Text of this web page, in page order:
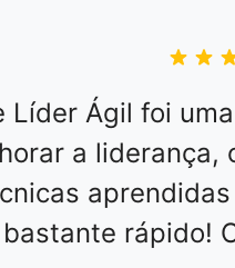
Ágil foi
a
rápido!